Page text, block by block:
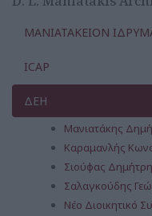
ΜΑΝΙΑΤΑΚΕΙΟΝ
ICAP
ΔΕΗ
Μανιατάκης
Καραμανλής
Σιούφας
Σαλαγκούδης
Νέο Διοικητικό